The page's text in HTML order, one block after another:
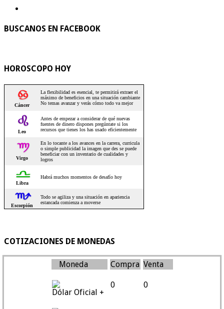
BUSCANOS EN FACEBOOK
HOROSCOPO HOY
COTIZACIONES DE MONEDAS
Moneda Compra Venta
Dólar Oficial +
0 0